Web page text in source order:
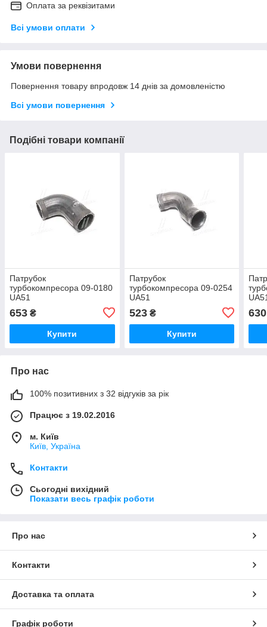
Оплата за реквізитами
Всі умови оплати
Умови повернення
Повернення товару впродовж 14 днів за домовленістю
Всі умови повернення
Подібні товари компанії
Патрубок
турбокомпресора 09-0180
UA51
653 ₴
Купити
Патрубок
турбокомпресора 09-0254
UA51
523₴
Купити
630
Про нас
100% позитивних з 32 відгуків за рік
Працює з 19.02.2016
м. Київ
Київ, Україна
Контакти
Сьогодні вихідний
Показати весь графік роботи
Про нас
Контакти
Доставка та оплата
Графік роботи